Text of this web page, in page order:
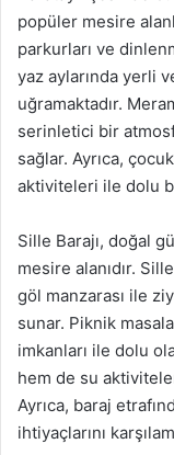
popüler mesire
parkurları ve
yaz aylarında yerli
uğramaktadır.
serinletici bir
sağlar. Ayrıca,
aktiviteleri ile dolu
Sille Barajı, doğal
mesire alanıdır.
göl manzarası ile
sunar. Piknik
imkanları ile dolu
hem de su
Ayrıca, baraj
ihtiyaçlarını